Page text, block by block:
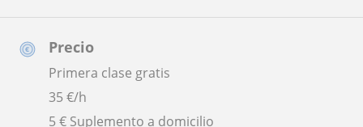
Precio
Primera clase gratis
35€/h
5 € Suplemento a domicilio